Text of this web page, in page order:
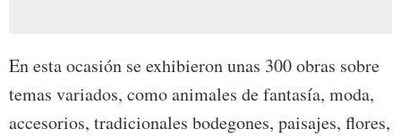
En esta ocasión se exhibieron unas 300 obras sobre
temas variados, como animales de fantasía, moda,
accesorios, tradicionales bodegones, paisajes, flores,